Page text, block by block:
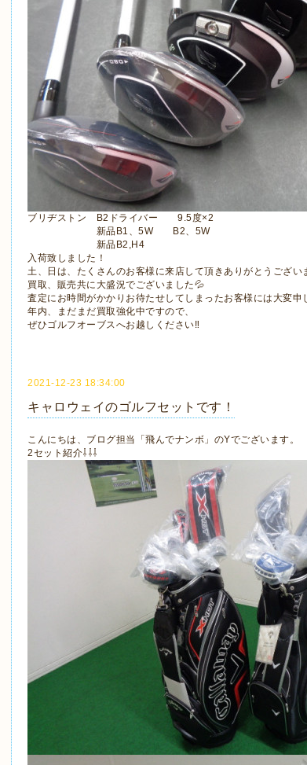
ブリヂストン B2ドライバー 9.5度×2
新品B1、5W B2、5W
新品B2,H4
入荷致しました！
土、日は、たくさんのお客様に来店して頂きありがとうござい
買取、販売共に大盛況でございました💦
査定にお時間がかかりお待たせしてしまったお客様には大変申
年内、まだまだ買取強化中ですので、
ぜひゴルフオーブスへお越しください‼
2021-12-23 18:34:00
キャロウェイのゴルフセットです！
こんにちは、ブログ担当「飛んでナンボ」のYでございます。
2セット紹介⇩⇩⇩